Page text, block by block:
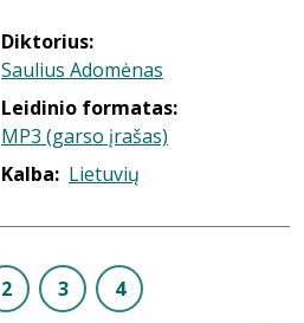
Diktorius:
Saulius Adomėnas
Leidinio formatas:
MP3 (garso įrašas)
Kalba: Lietuvių
2 3 4